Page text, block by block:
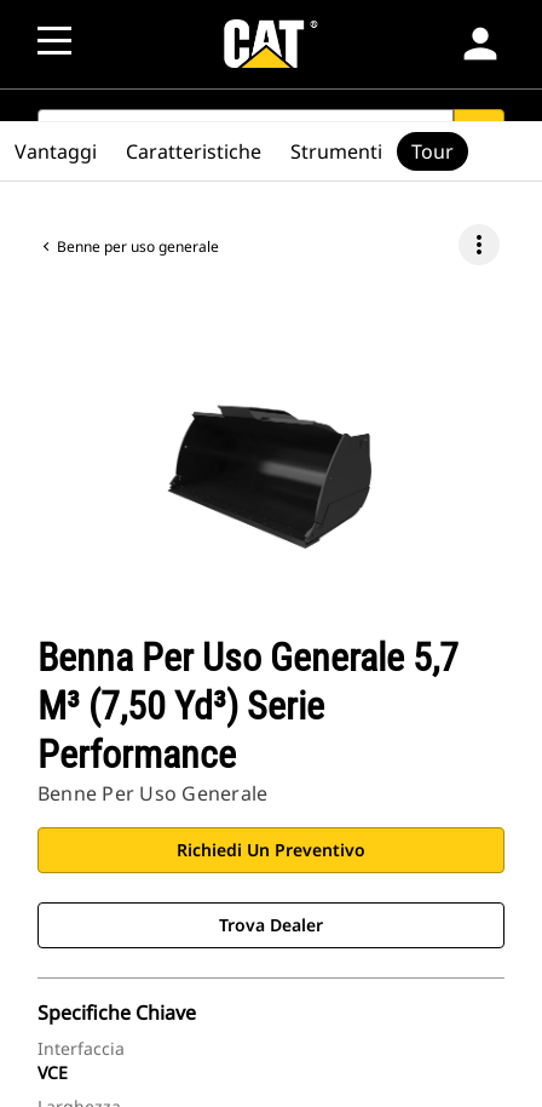
person
SEARCH search
Benne per uso generale more_vert
Benna Per Uso Generale 5,7
M³ (7,50 Yd³) Serie
Performance
Benne Per Uso Generale
Richiedi Un Preventivo
Trova Dealer
Specifiche Chiave
Interfaccia
VCE
Vantaggi Caratteristiche Strumenti Tour